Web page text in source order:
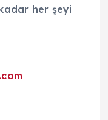
her şeyi